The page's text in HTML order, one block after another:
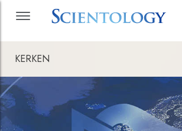
KERKEN